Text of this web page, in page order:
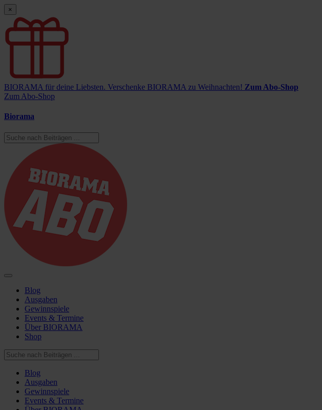
×
BIORAMA für deine Liebsten. Verschenke BIORAMA zu Weihnachten! Zum Abo-Shop
Zum Abo-Shop
Biorama
Blog
Ausgaben
Gewinnspiele
Events & Termine
Über BIORAMA
Shop
Blog
Ausgaben
Gewinnspiele
Events & Termine